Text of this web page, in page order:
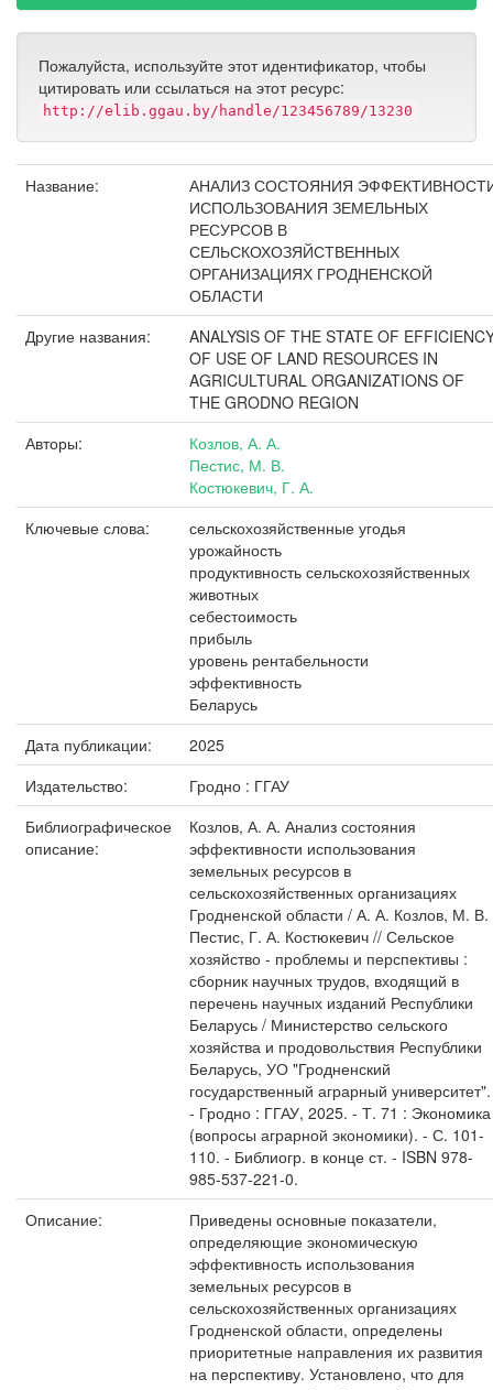
Пожалуйста, используйте этот идентификатор, чтобы
цитировать или ссылаться на этот ресурс:
http://elib.ggau.by/handle/123456789/13230
Название:
АНАЛИЗ СОСТОЯНИЯ
ИСПОЛЬЗОВАНИЯ ЗЕМЕЛЬНЫХ
РЕСУРСОВ В
СЕЛЬСКОХОЗЯЙСТВЕННЫХ
ОРГАНИЗАЦИЯХ ГРОДНЕНСКОЙ
ОБЛАСТИ
Другие названия:
ANALYSIS OF THE STATE OF
OF USE OF LAND RESOURCES IN
AGRICULTURAL ORGANIZATIONS OF
THE GRODNO REGION
Авторы:
Козлов, А. А.
Пестис, М. В.
Костюкевич, Г. А.
Ключевые слова:
сельскохозяйственные угодья
урожайность
продуктивность сельскохозяйственных
животных
себестоимость
прибыль
уровень рентабельности
эффективность
Беларусь
Дата публикации:
2025
Издательство:
Гродно : ГГАУ
Библиографическое
описание:
Козлов, А. А. Анализ состояния
эффективности использования
земельных ресурсов в
сельскохозяйственных организациях
Гродненской области / А. А. Козлов, М. В.
Пестис, Г. А. Костюкевич // Сельское
хозяйство - проблемы и перспективы :
сборник научных трудов, входящий в
перечень научных изданий Республики
Беларусь / Министерство сельского
хозяйства и продовольствия Республики
Беларусь, УО "Гродненский
государственный аграрный университет".
- Гродно : ГГАУ, 2025. - Т. 71 : Экономика
(вопросы аграрной экономики). - С. 101-
110. - Библиогр. в конце ст. - ISBN 978-
985-537-221-0.
Описание:
Приведены основные показатели,
определяющие экономическую
эффективность использования
земельных ресурсов в
сельскохозяйственных организациях
Гродненской области, определены
приоритетные направления их развития
на перспективу. Установлено, что для